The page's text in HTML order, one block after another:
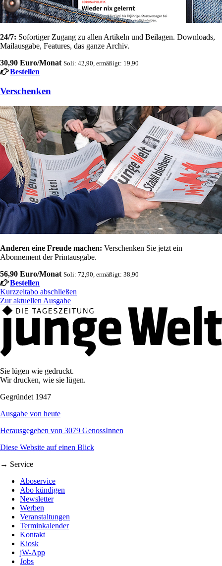
24/7: Sofortiger Zugang zu allen Artikeln und Beilagen. Downloads,
Mailausgabe, Features, das ganze Archiv.
30,90 Euro/Monat Soli: 42,90, ermäßigt: 19,90
Bestellen
Verschenken
Anderen eine Freude machen: Verschenken Sie jetzt ein
Abonnement der Printausgabe.
56,90 Euro/Monat Soli: 72,90, ermäßigt: 38,90
Bestellen
Kurzzeitabo abschließen
Zur aktuellen Ausgabe
Sie lügen wie gedruckt.
Wir drucken, wie sie lügen.
Gegründet 1947
Ausgabe von heute
Herausgegeben von 3079 GenossInnen
Diese Website auf einen Blick
→ Service
Aboservice
Abo kündigen
Newsletter
Werben
Veranstaltungen
Terminkalender
Kontakt
Kiosk
jW-App
Jobs